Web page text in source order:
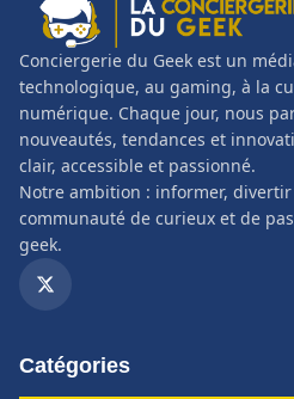
Conciergerie du Geek est un
technologique, au gaming, à la
numérique. Chaque jour, nous
nouveautés, tendances et
clair, accessible et passionné.
Notre ambition : informer,
communauté de curieux et de
geek.
Catégories